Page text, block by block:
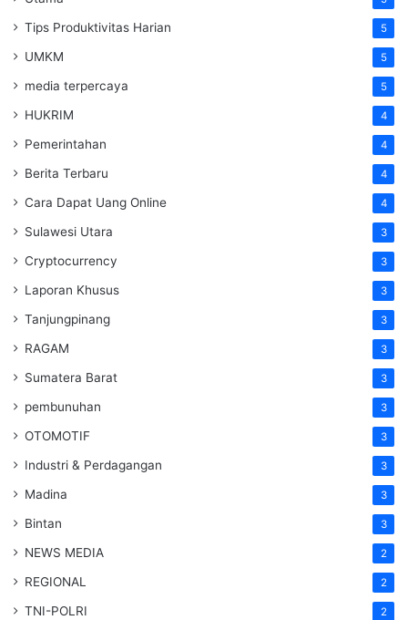
Tips Produktivitas Harian 5
UMKM 5
media terpercaya 5
HUKRIM 4
Pemerintahan 4
Berita Terbaru 4
Cara Dapat Uang Online 4
Sulawesi Utara 3
Cryptocurrency 3
Laporan Khusus 3
Tanjungpinang 3
RAGAM 3
Sumatera Barat 3
pembunuhan 3
OTOMOTIF 3
Industri & Perdagangan 3
Madina 3
Bintan 3
NEWS MEDIA 2
REGIONAL 2
TNI-POLRI 2